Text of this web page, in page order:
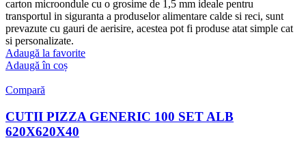
carton microondule cu o grosime de 1,5 mm ideale pentru
transportul in siguranta a produselor alimentare calde si reci, sunt
prevazute cu gauri de aerisire, acestea pot fi produse atat simple cat
si personalizate.
Adaugă la favorite
Adaugă în coș
Compară
CUTII PIZZA GENERIC 100 SET ALB
620X620X40